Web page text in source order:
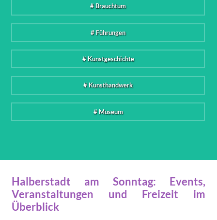
# Brauchtum
# Führungen
# Kunstgeschichte
# Kunsthandwerk
# Museum
Halberstadt am Sonntag: Events,
Veranstaltungen und Freizeit im
Überblick